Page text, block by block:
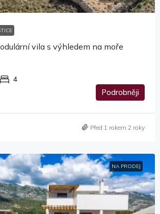
vila s výhledem na moře
4
Podrobněji
Před 1 rokem 2 roky
NA PRODEJ